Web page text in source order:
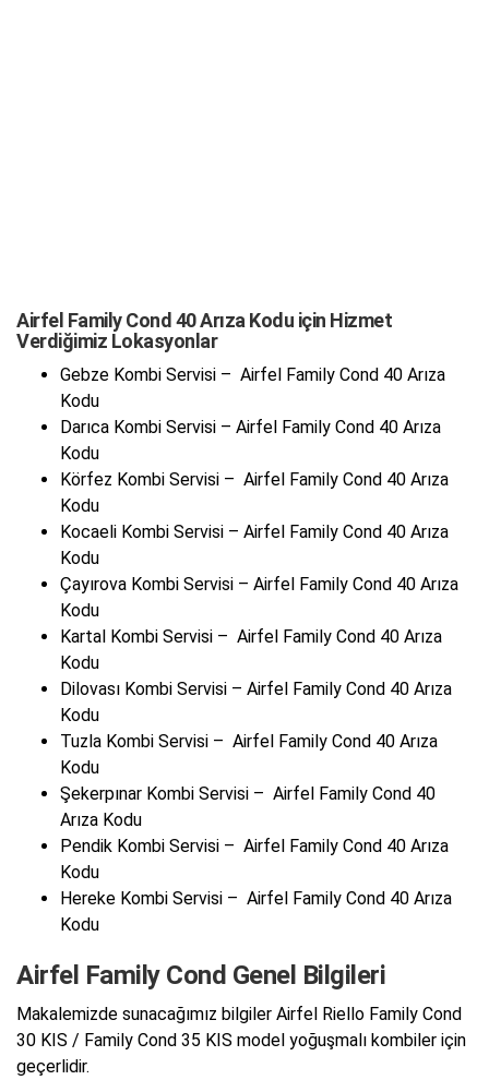
Airfel Family Cond 40 Arıza Kodu için Hizmet
Verdiğimiz Lokasyonlar
Gebze Kombi Servisi – Airfel Family Cond 40 Arıza
Kodu
Darıca Kombi Servisi – Airfel Family Cond 40 Arıza
Kodu
Körfez Kombi Servisi – Airfel Family Cond 40 Arıza
Kodu
Kocaeli Kombi Servisi – Airfel Family Cond 40 Arıza
Kodu
Çayırova Kombi Servisi – Airfel Family Cond 40 Arıza
Kodu
Kartal Kombi Servisi – Airfel Family Cond 40 Arıza
Kodu
Dilovası Kombi Servisi – Airfel Family Cond 40 Arıza
Kodu
Tuzla Kombi Servisi – Airfel Family Cond 40 Arıza
Kodu
Şekerpınar Kombi Servisi – Airfel Family Cond 40
Arıza Kodu
Pendik Kombi Servisi – Airfel Family Cond 40 Arıza
Kodu
Hereke Kombi Servisi – Airfel Family Cond 40 Arıza
Kodu
Airfel Family Cond Genel Bilgileri
Makalemizde sunacağımız bilgiler Airfel Riello Family Cond
30 KIS / Family Cond 35 KIS model yoğuşmalı kombiler için
geçerlidir.